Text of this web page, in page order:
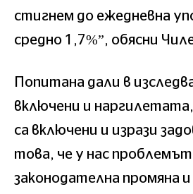
стигнем до ежедневна
средно 1,7%”, обясни
Попитана дали в
включени и наргилетата,
са включени и изрази
това, че у нас
законодателна промяна